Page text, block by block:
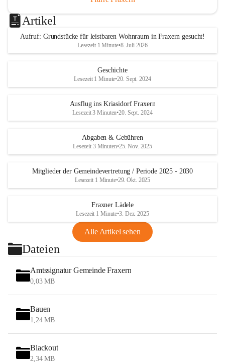
Artikel
Aufruf: Grundstücke für leistbaren Wohnraum in Fraxern gesucht!
Lesezeit 1 Minute•8. Juli 2026
Geschichte
Lesezeit 1 Minute•20. Sept. 2024
Ausflug ins Kriasidorf Fraxern
Lesezeit 3 Minuten•20. Sept. 2024
Abgaben & Gebühren
Lesezeit 3 Minuten•25. Nov. 2025
Mitglieder der Gemeindevertretung / Periode 2025 - 2030
Lesezeit 1 Minute•29. Okt. 2025
Fraxner Lädele
Lesezeit 1 Minute•3. Dez. 2025
Alle Artikel sehen
Dateien
Amtssignatur Gemeinde Fraxern
0,03 MB
Bauen
1,24 MB
Blackout
2,34 MB